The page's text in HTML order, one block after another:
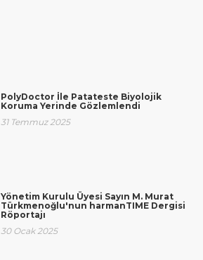
PolyDoctor İle Patateste Biyolojik
Koruma Yerinde Gözlemlendi
31 Temmuz 2025
Yönetim Kurulu Üyesi Sayın M. Murat
Türkmenoğlu'nun harmanTIME Dergisi
Röportajı
30 Ocak 2025